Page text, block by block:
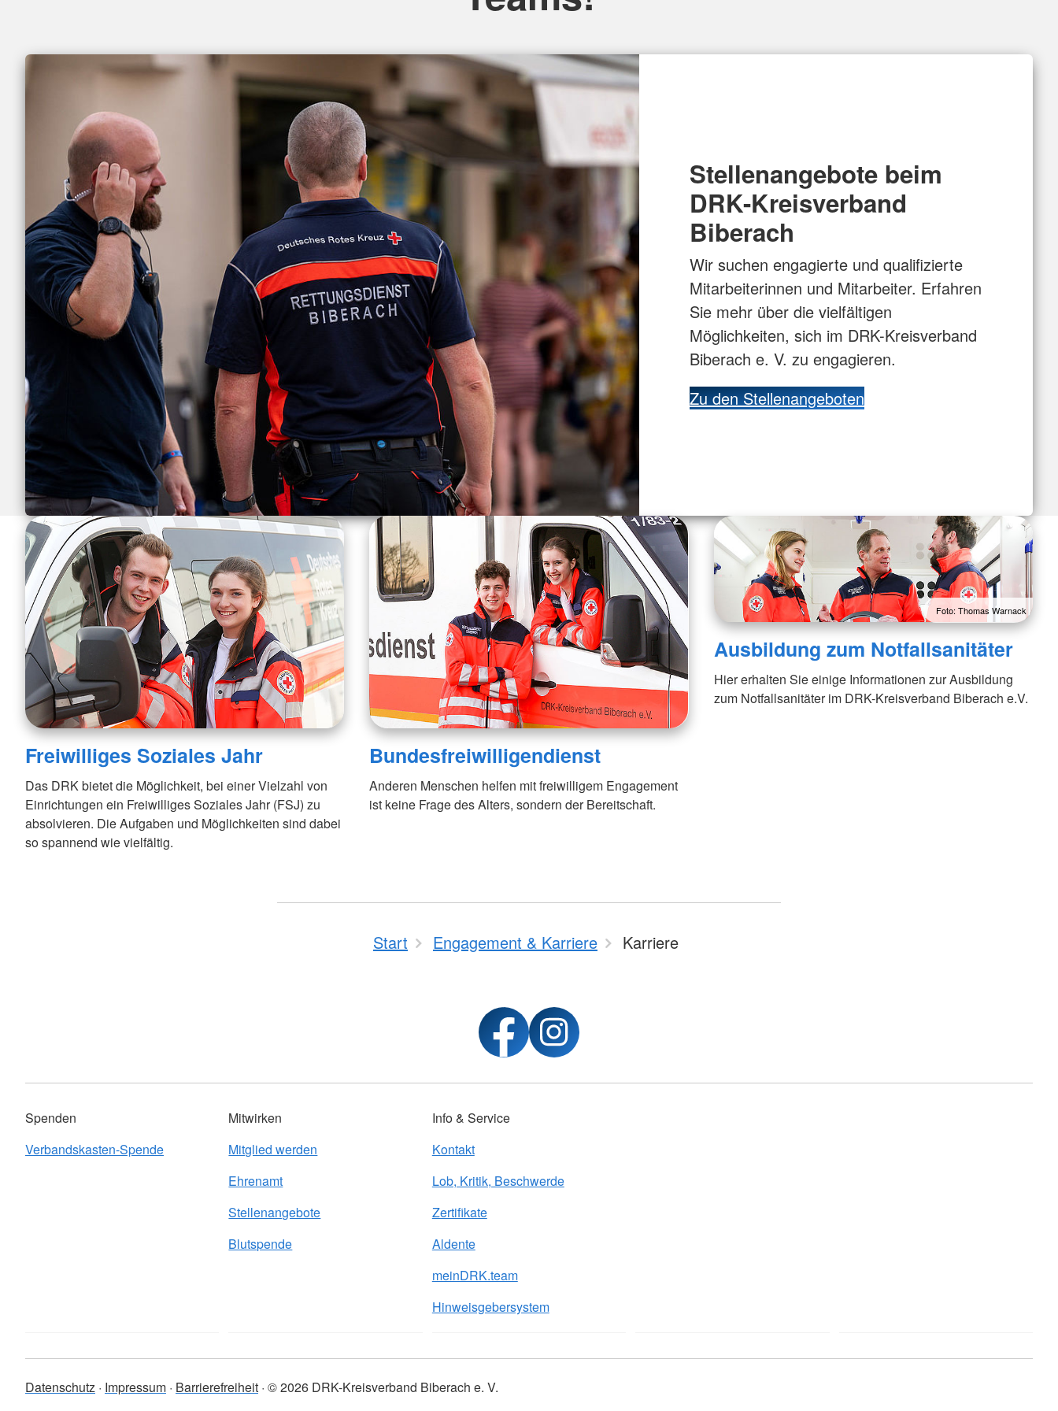
Stellenangebote beim
DRK-Kreisverband
Biberach
Wir suchen engagierte und qualifizierte
Mitarbeiterinnen und Mitarbeiter. Erfahren
Sie mehr über die vielfältigen
Möglichkeiten, sich im DRK-Kreisverband
Biberach e. V. zu engagieren.
Zu den Stellenangeboten
Freiwilliges Soziales Jahr
Das DRK bietet die Möglichkeit, bei einer Vielzahl von
Einrichtungen ein Freiwilliges Soziales Jahr (FSJ) zu
absolvieren. Die Aufgaben und Möglichkeiten sind dabei
so spannend wie vielfältig.
Bundesfreiwilligendienst
Anderen Menschen helfen mit freiwilligem Engagement
ist keine Frage des Alters, sondern der Bereitschaft.
Foto: Thomas Warnack
Ausbildung zum Notfallsanitäter
Hier erhalten Sie einige Informationen zur Ausbildung
zum Notfallsanitäter im DRK-Kreisverband Biberach e.V.
Start Engagement & Karriere Karriere
Spenden
Verbandskasten-Spende
Mitwirken
Mitglied werden
Ehrenamt
Stellenangebote
Blutspende
Info & Service
Kontakt
Lob, Kritik, Beschwerde
Zertifikate
Aldente
meinDRK.team
Hinweisgebersystem
Datenschutz Impressum Barrierefreiheit © 2026 DRK-Kreisverband Biberach e. V.